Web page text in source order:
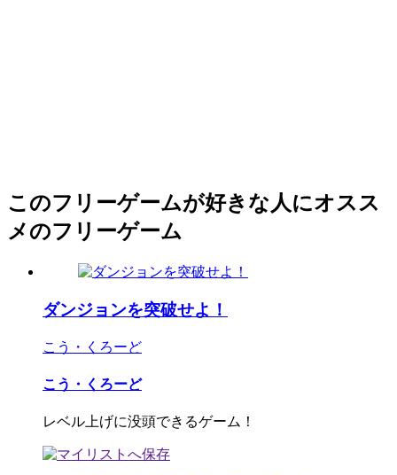
このフリーゲームが好きな人にオスス
メのフリーゲーム
ダンジョンを突破せよ！
こう・くろーど
こう・くろーど
レベル上げに没頭できるゲーム！